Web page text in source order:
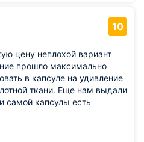
10
цену неплохой вариант
прошло максимально
в капсуле на удивление
ткани. Еще нам выдали
самой капсулы есть
кухне, там все сделано